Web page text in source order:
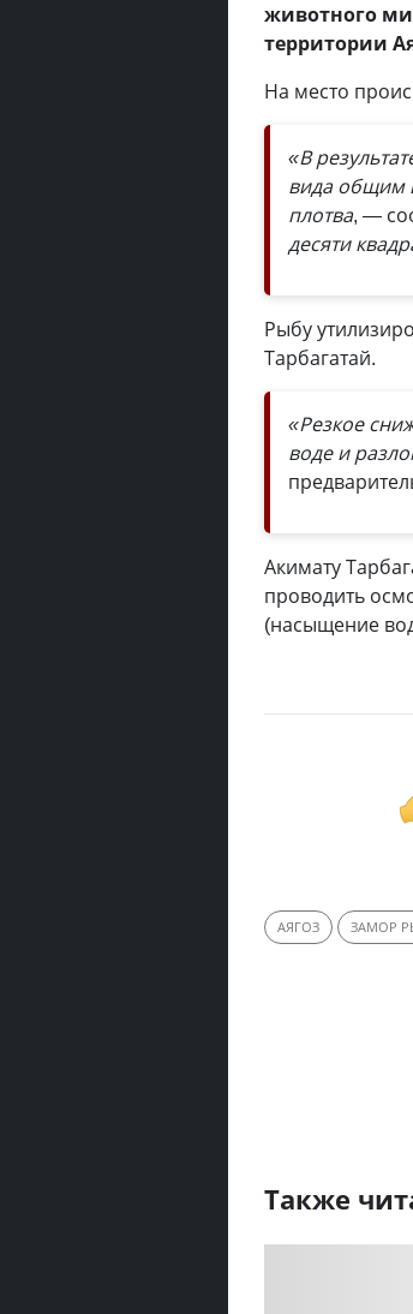
животного
территории
На место
«В
вида общим
плотва, —
десяти
Рыбу
Тарбагатай.
«Резкое
воде и
Акимату
проводить
(насыщение
АЯГОЗ ЗАМОР
Также